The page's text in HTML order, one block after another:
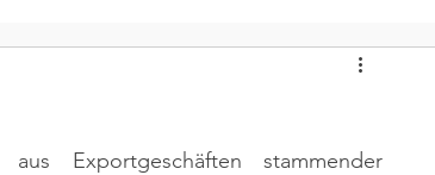
Exportgeschäften stammender